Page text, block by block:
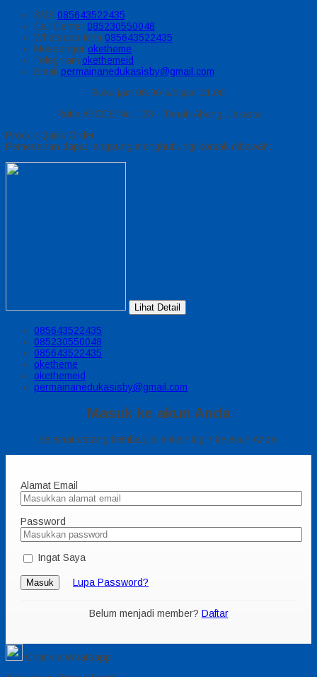
SMS 085643522435
Call Center 085230550048
Whatsapp Icha 085643522435
Messenger oketheme
Telegrram okethemeid
Email permainanedukasisby@gmail.com
Buka jam 08.00 s/d jam 21.00
Ruko ABCDE No. 123 - Tanah Abang, Jakarta
Produk Quick Order
Pemesanan dapat langsung menghubungi kontak dibawah:
Lihat Detail
085643522435
085230550048
085643522435
oketheme
okethemeid
permainanedukasisby@gmail.com
Masuk ke akun Anda
Selamat datang kembali, silahkan login ke akun Anda.
Alamat Email
Password
Ingat Saya
Masuk Lupa Password?
Belum menjadi member? Daftar
Chat via Whatsapp